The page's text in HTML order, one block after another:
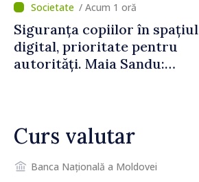
/ Acum 1 oră
Siguranța copiilor în spațiul
digital, prioritate pentru
autorități. Maia Sandu:
Curs valutar
Banca Națională a Moldovei